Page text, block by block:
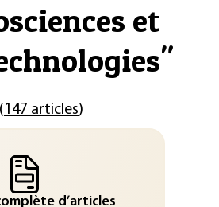
et
"
(147 articles)
d’articles